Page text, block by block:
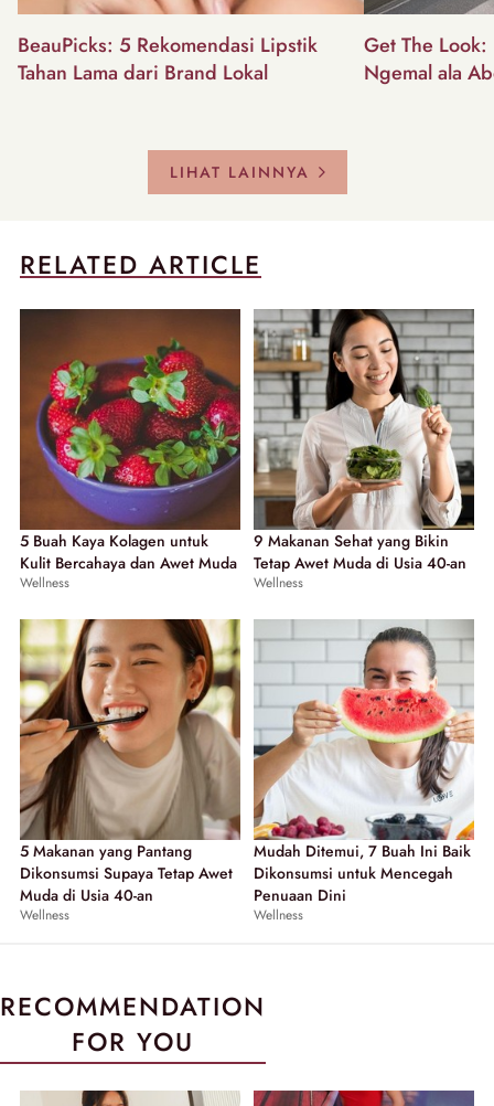
BeauPicks: 5 Rekomendasi Lipstik
Tahan Lama dari Brand Lokal
Get The
Ngemal ala
LIHAT LAINNYA
RELATED ARTICLE
5 Buah Kaya Kolagen untuk
Kulit Bercahaya dan Awet Muda
Wellness
9 Makanan Sehat yang Bikin
Tetap Awet Muda di Usia 40-an
Wellness
5 Makanan yang Pantang
Dikonsumsi Supaya Tetap Awet
Muda di Usia 40-an
Wellness
Mudah Ditemui, 7 Buah Ini Baik
Dikonsumsi untuk Mencegah
Penuaan Dini
Wellness
RECOMMENDATION
FOR YOU